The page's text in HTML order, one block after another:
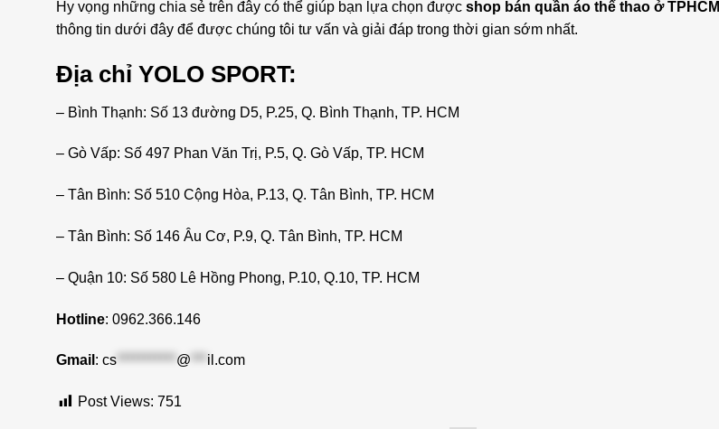
Hy vọng những chia sẻ trên đây có thể giúp bạn lựa chọn được shop bán quần áo thể thao ở TPHCM
thông tin dưới đây để được chúng tôi tư vấn và giải đáp trong thời gian sớm nhất.
Địa chỉ YOLO SPORT:
– Bình Thạnh: Số 13 đường D5, P.25, Q. Bình Thạnh, TP. HCM
– Gò Vấp: Số 497 Phan Văn Trị, P.5, Q. Gò Vấp, TP. HCM
– Tân Bình: Số 510 Cộng Hòa, P.13, Q. Tân Bình, TP. HCM
– Tân Bình: Số 146 Âu Cơ, P.9, Q. Tân Bình, TP. HCM
– Quận 10: Số 580 Lê Hồng Phong, P.10, Q.10, TP. HCM
Hotline: 0962.366.146
Gmail : cs *********** @ *** il.com
Post Views: 751